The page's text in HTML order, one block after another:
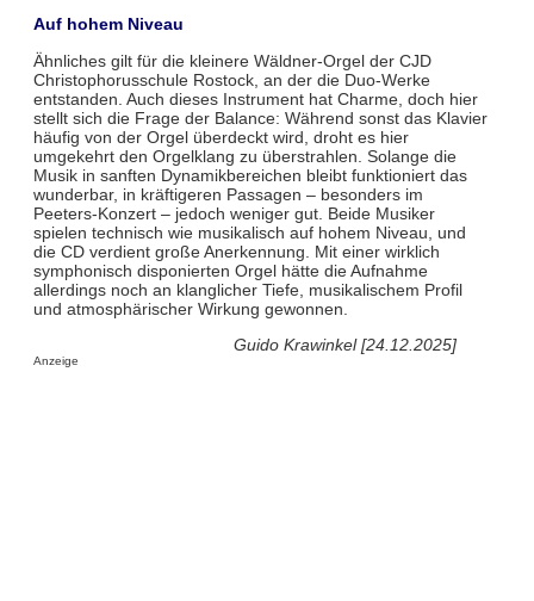
Auf hohem Niveau
Ähnliches gilt für die kleinere Wäldner-Orgel der CJD
Christophorusschule Rostock, an der die Duo-Werke
entstanden. Auch dieses Instrument hat Charme, doch hier
stellt sich die Frage der Balance: Während sonst das Klavier
häufig von der Orgel überdeckt wird, droht es hier
umgekehrt den Orgelklang zu überstrahlen. Solange die
Musik in sanften Dynamikbereichen bleibt funktioniert das
wunderbar, in kräftigeren Passagen – besonders im
Peeters-Konzert – jedoch weniger gut. Beide Musiker
spielen technisch wie musikalisch auf hohem Niveau, und
die CD verdient große Anerkennung. Mit einer wirklich
symphonisch disponierten Orgel hätte die Aufnahme
allerdings noch an klanglicher Tiefe, musikalischem Profil
und atmosphärischer Wirkung gewonnen.
Guido Krawinkel [24.12.2025]
Anzeige